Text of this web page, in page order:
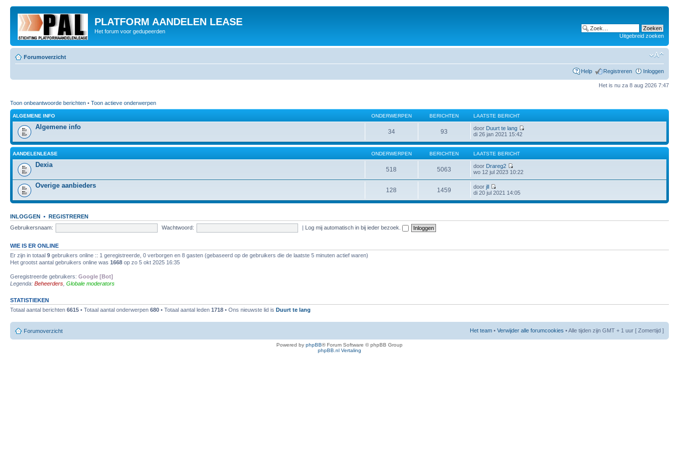
PLATFORM AANDELEN LEASE
Het forum voor gedupeerden
Uitgebreid zoeken
Forumoverzicht
Help Registreren Inloggen
Het is nu za 8 aug 2026 7:47
Toon onbeantwoorde berichten • Toon actieve onderwerpen
ALGEMENE INFO ONDERWERPEN BERICHTEN LAATSTE BERICHT
Algemene info
34 93 door Duurt te lang
di 26 jan 2021 15:42
AANDELENLEASE ONDERWERPEN BERICHTEN LAATSTE BERICHT
Dexia
518 5063 door Drareg2
wo 12 jul 2023 10:22
Overige aanbieders
128 1459 doorjll
di 20 jul 2021 14:05
INLOGGEN • REGISTREREN
Gebruikersnaam:
Wachtwoord: | Log mij automatisch in bij ieder bezoek.
WIE IS ER ONLINE
Er zijn in totaal 9 gebruikers online :: 1 geregistreerde, 0 verborgen en 8 gasten (gebaseerd op de gebruikers die de laatste 5 minuten actief waren)
Het grootst aantal gebruikers online was 1668 op zo 5 okt 2025 16:35
Geregistreerde gebruikers: Google [Bot]
Legenda: Beheerders Globale moderators
STATISTIEKEN
Totaal aantal berichten 6615 • Totaal aantal onderwerpen 680 • Totaal aantal leden 1718 • Ons nieuwste lid is Duurt te lang
Forumoverzicht Het team • Verwijder alle forumcookies • Alle tijden zijn GMT + 1 uur [ Zomertijd ]
Powered by phpBB® Forum Software © phpBB Group
phpBB.nl Vertaling